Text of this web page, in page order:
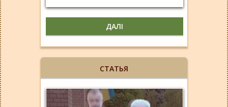
ДАЛІ
СТАТЬЯ